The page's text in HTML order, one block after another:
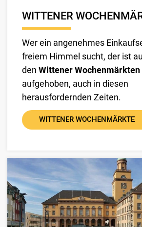
WITTENER
Wer ein angenehmes
freiem Himmel sucht, der ist
den Wittener Wochenmärkten
aufgehoben, auch in diesen
herausfordernden Zeiten.
WITTENER WOCHENMÄRKTE